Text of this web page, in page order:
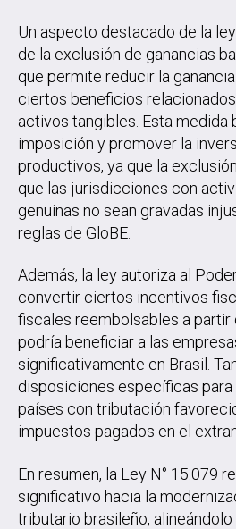
Un aspecto destacado de la
de la exclusión de ganancias
que permite reducir la
ciertos beneficios
activos tangibles. Esta medida
imposición y promover la
productivos, ya que la
que las jurisdicciones con
genuinas no sean gravadas
reglas de GloBE.
Además, la ley autoriza al
convertir ciertos incentivos
fiscales reembolsables a partir
podría beneficiar a las
significativamente en Brasil.
disposiciones específicas
países con tributación
impuestos pagados en el
En resumen, la Ley N° 15.079
significativo hacia la
tributario brasileño,